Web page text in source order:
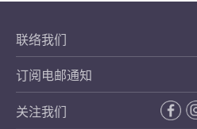
联络我们
订阅电邮通知
关注我们